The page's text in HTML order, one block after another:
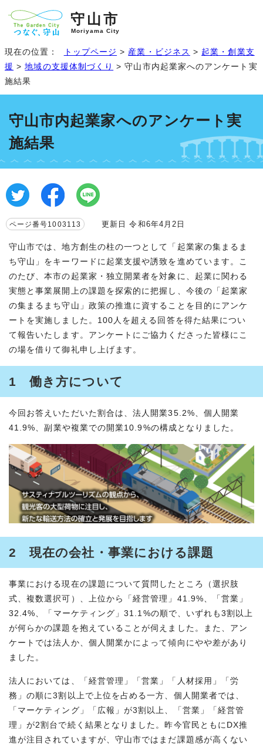
守山市
Moriyama City
現在の位置： トップページ > 産業・ビジネス > 起業・創業支
援 >地域の支援体制づくり > 守山市内起業家へのアンケート実
施結果
守山市内起業家へのアンケート実
施結果
ページ番号1003113 更新日 令和6年4月2日
守山市では、地方創生の柱の一つとして「起業家の集まるま
ち守山」をキーワードに起業支援や誘致を進めています。こ
のたび、本市の起業家・独立開業者を対象に、起業に関わる
実態と事業展開上の課題を探索的に把握し、今後の「起業家
の集まるまち守山」政策の推進に資することを目的にアンケ
ートを実施しました。100人を超える回答を得た結果につい
て報告いたします。アンケートにご協力くださった皆様にこ
の場を借りて御礼申し上げます。
1 働き方について
今回お答えいただいた割合は、法人開業35.2%、個人開業
41.9%、副業や複業での開業10.9%の構成となりました。
2 現在の会社・事業における課題
事業における現在の課題について質問したところ（選択肢
式、複数選択可）、上位から「経営管理」41.9%、「営業」
32.4%、「マーケティング」31.1%の順で、いずれも3割以上
が何らかの課題を抱えていることが伺えました。また、アン
ケートでは法人か、個人開業かによって傾向にやや差があり
ました。
法人においては、「経営管理」「営業」「人材採用」「労
務」の順に3割以上で上位を占める一方、個人開業者では、
「マーケティング」「広報」が3割以上、「営業」「経営管
理」が2割台で続く結果となりました。昨今官民ともにDX推
進が注目されていますが、守山市ではまだ課題感が高くない